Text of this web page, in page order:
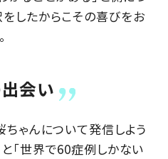
したからこその喜びをお
会い
ゃんについて発信しよう
「世界で60症例しかない